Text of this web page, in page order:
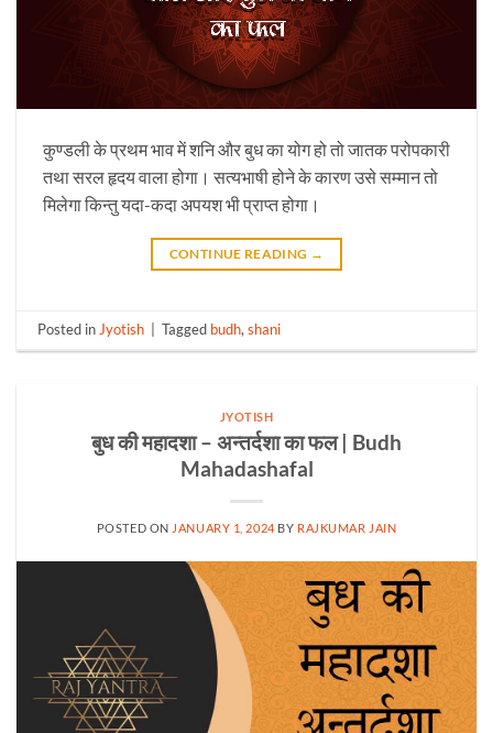
कुण्डली के प्रथम भाव में शनि और बुध का योग हो तो जातक परोपकारी
तथा सरल हृदय वाला होगा। सत्यभाषी होने के कारण उसे सम्मान तो
मिलेगा किन्तु यदा-कदा अपयश भी प्राप्त होगा।
CONTINUE READING →
Posted inJyotish Tagged budh,shani
JYOTISH
बुध की महादशा – अन्तर्दशा का फल | Budh
Mahadashafal
POSTED ON JANUARY 1, 2024 BY RAJKUMAR JAIN